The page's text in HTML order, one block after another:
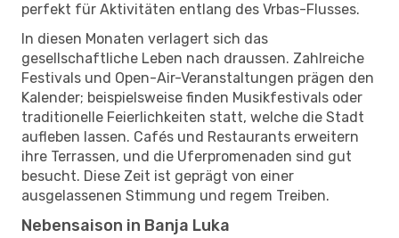
perfekt für Aktivitäten entlang des Vrbas-Flusses.
In diesen Monaten verlagert sich das
gesellschaftliche Leben nach draussen. Zahlreiche
Festivals und Open-Air-Veranstaltungen prägen den
Kalender; beispielsweise finden Musikfestivals oder
traditionelle Feierlichkeiten statt, welche die Stadt
aufleben lassen. Cafés und Restaurants erweitern
ihre Terrassen, und die Uferpromenaden sind gut
besucht. Diese Zeit ist geprägt von einer
ausgelassenen Stimmung und regem Treiben.
Nebensaison in Banja Luka